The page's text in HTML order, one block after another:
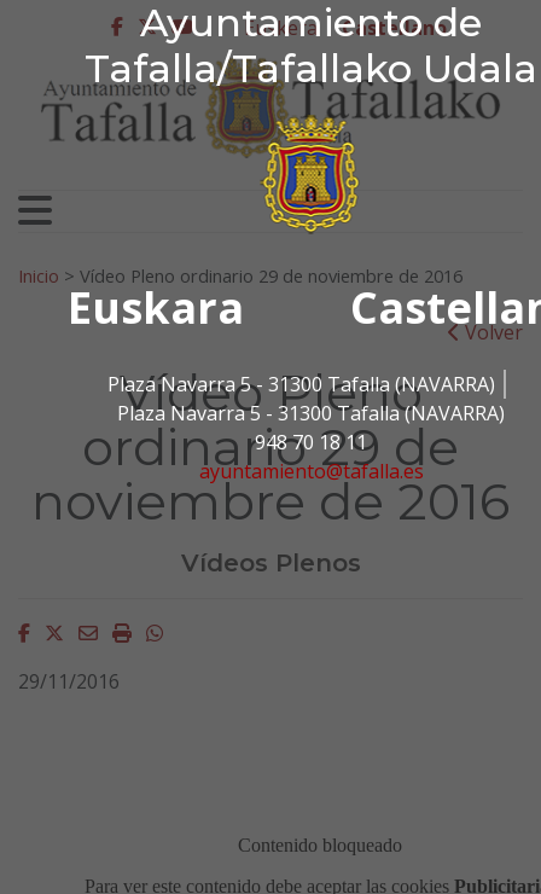
Ayuntamiento de
Tafalla/Tafallako Udala
Euskara
Plaza Navarra 5 - 31300 Tafalla (NAVARRA)
Plaza Navarra 5 - 31300 Tafalla (NAVARRA)
948 70 18 11
ayuntamiento@tafalla.es
Ir al contenido
Ayuntamiento de
facebook
twitter
youtube
Euskera Castellano
Search for:
Inicio > Vídeo Pleno ordinario 29 de noviembre de 2016
Volver
Vídeo Pleno
ordinario 29 de
noviembre de 2016
Vídeos Plenos
Facebook
Twitter
EmailImprimirWhatsapp
29/11/2016